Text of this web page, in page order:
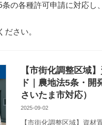
の各種許可申請に対応し
さい。
【市街化調整区域
ド｜農地法5条・開
さいたま市対応）
2025-09-02
【市街化調整区域】資材